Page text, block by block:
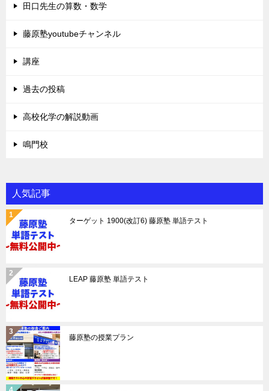
田口先生の算数・数学
藤原塾youtubeチャンネル
講座
過去の投稿
高校化学の解説動画
鳴門校
人気記事
ターゲット 1900(改訂6) 藤原塾 単語テスト
LEAP 藤原塾 単語テスト
藤原塾の授業プラン